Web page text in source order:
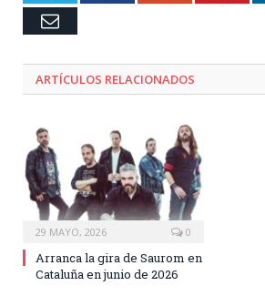
Email
ARTÍCULOS RELACIONADOS
29 MAYO, 2026 0
Arranca la gira de Saurom en
Cataluña en junio de 2026